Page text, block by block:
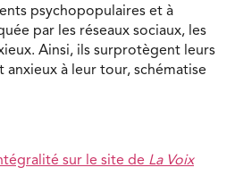
psychopopulaires et à
par les réseaux sociaux, les
Ainsi, ils surprotègent leurs
anxieux à leur tour, schématise
sur le site de La Voix